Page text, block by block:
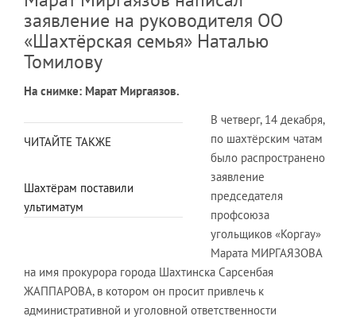
заявление на руководителя ОО
«Шахтёрская семья» Наталью
Томилову
На снимке: Марат Миргаязов.
ЧИТАЙТЕ ТАКЖЕ
Шахтёрам поставили
ультиматум
В четверг, 14 декабря,
по шахтёрским чатам
было распространено
заявление
председателя
профсоюза
угольщиков «Коргау»
Марата МИРГАЯЗОВА
на имя прокурора города Шахтинска Сарсенбая
ЖАППАРОВА, в котором он просит привлечь к
административной и уголовной ответственности